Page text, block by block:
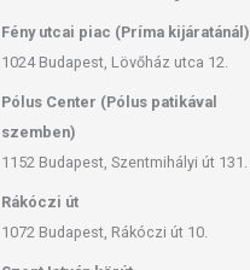
Fény utcai piac (Príma kijáratánál)
1024 Budapest, Lövőház utca 12.
Pólus Center (Pólus patikával
szemben)
1152 Budapest, Szentmihályi út 131.
Rákóczi út
1072 Budapest, Rákóczi út 10.